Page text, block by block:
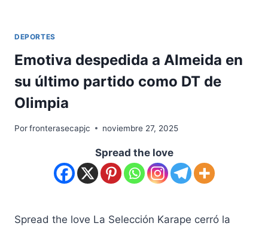
DEPORTES
Emotiva despedida a Almeida en
su último partido como DT de
Olimpia
Porfronterasecapjc noviembre 27, 2025
Spread the love
Spread the love La Selección Karape cerró la